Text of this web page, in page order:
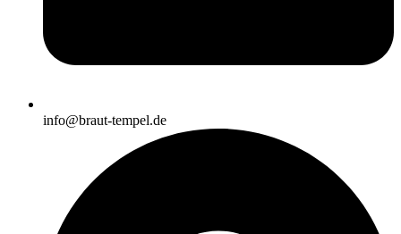
info@braut-tempel.de